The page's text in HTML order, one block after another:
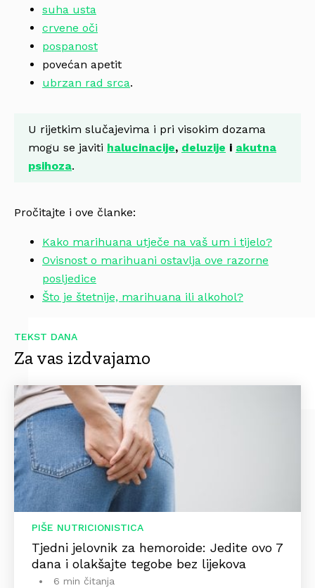
suha usta
crvene oči
pospanost
povećan apetit
ubrzan rad srca.
U rijetkim slučajevima i pri visokim dozama
mogu se javiti halucinacije, deluzije i akutna
psihoza.
Pročitajte i ove članke:
Kako marihuana utječe na vaš um i tijelo?
Ovisnost o marihuani ostavlja ove razorne
posljedice
Što je štetnije, marihuana ili alkohol?
TEKST DANA
Za vas izdvajamo
PIŠE NUTRICIONISTICA
Tjedni jelovnik za hemoroide: Jedite ovo 7
dana i olakšajte tegobe bez lijekova
6 min čitanja